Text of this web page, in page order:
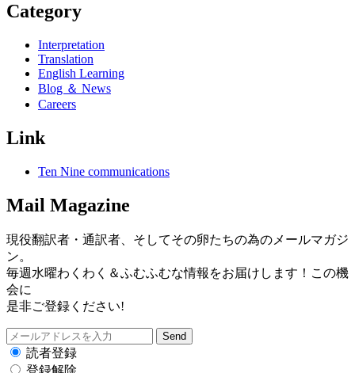
Category
Interpretation
Translation
English Learning
Blog ＆ News
Careers
Link
Ten Nine communications
Mail Magazine
現役翻訳者・通訳者、そしてその卵たちの為のメールマガジ
ン。
毎週水曜わくわく＆ふむふむな情報をお届けします！この機
会に
是非ご登録ください!
読者登録
登録解除